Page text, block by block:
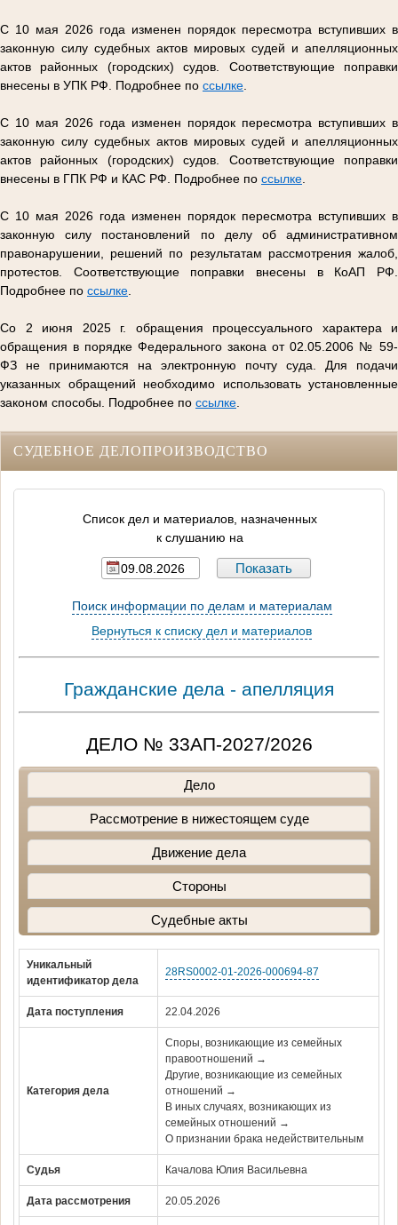
С 10 мая 2026 года изменен порядок пересмотра вступивших в
законную силу судебных актов мировых судей и апелляционных
актов районных (городских) судов. Соответствующие поправки
внесены в УПК РФ. Подробнее по ссылке
С 10 мая 2026 года изменен порядок пересмотра вступивших в
законную силу судебных актов мировых судей и апелляционных
актов районных (городских) судов. Соответствующие поправки
внесены в ГПК РФ и КАС РФ. Подробнее по ссылке
С 10 мая 2026 года изменен порядок пересмотра вступивших в
законную силу постановлений по делу об административном
правонарушении, решений по результатам рассмотрения жалоб,
протестов. Соответствующие поправки внесены в КоАП РФ.
Подробнее по ссылке
Со 2 июня 2025 г. обращения процессуального характера и
обращения в порядке Федерального закона от 02.05.2006 № 59-
ФЗ не принимаются на электронную почту суда. Для подачи
указанных обращений необходимо использовать установленные
законом способы. Подробнее по ссылке
СУДЕБНОЕ ДЕЛОПРОИЗВОДСТВО
Список дел и материалов, назначенных
к слушанию на
Поиск информации по делам и материалам
Вернуться к списку дел и материалов
Гражданские дела - апелляция
ДЕЛО № 33АП-2027/2026
Дело
Рассмотрение в нижестоящем суде
Движение дела
Стороны
Судебные акты
Уникальный
идентификатор дела
28RS0002-01-2026-000694-87
Дата поступления 22.04.2026
Категория дела
Споры, возникающие из семейных
правоотношений →
Другие, возникающие из семейных
отношений →
В иных случаях, возникающих из
семейных отношений →
О признании брака недействительным
Судья Качалова Юлия Васильевна
Дата рассмотрения 20.05.2026